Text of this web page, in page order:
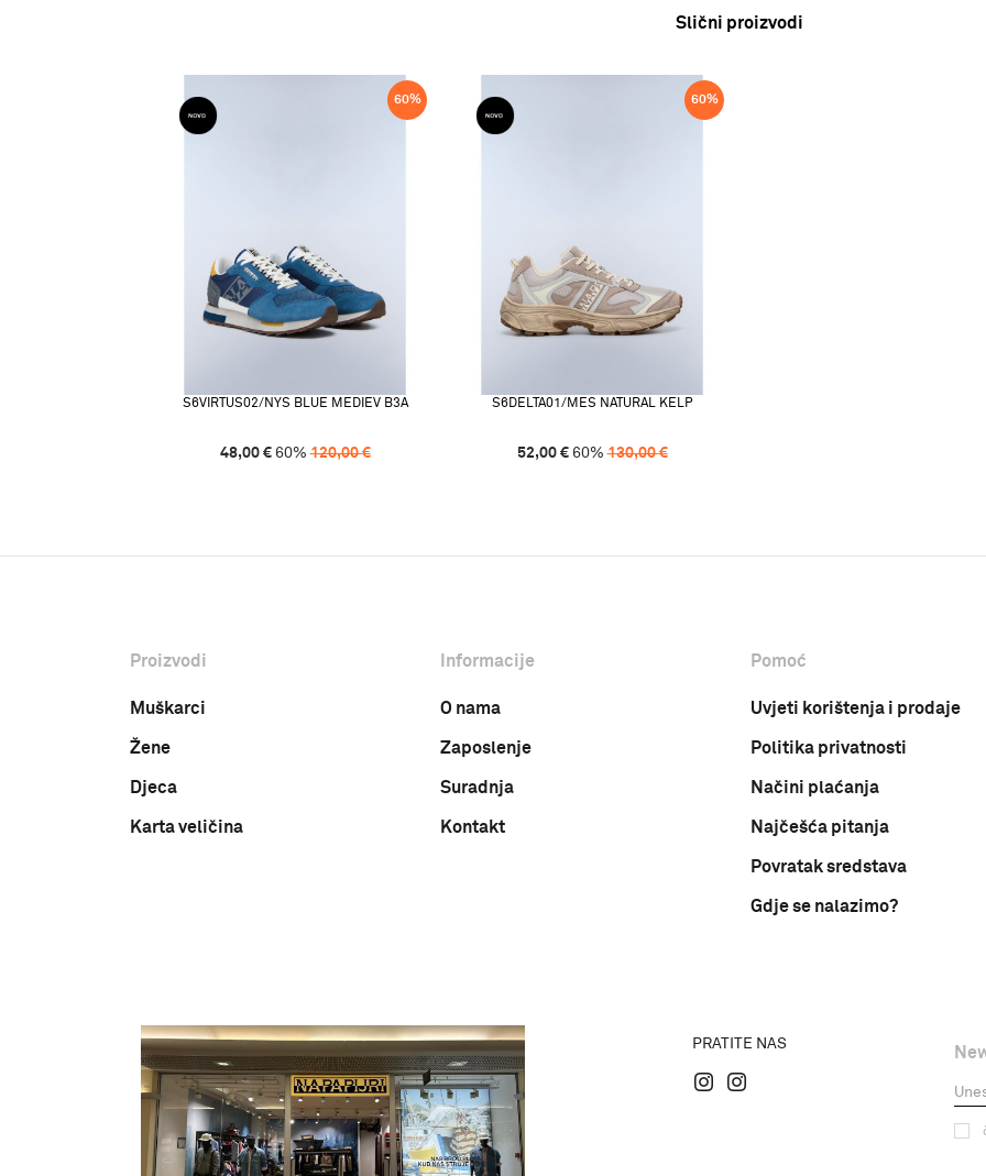
Slični proizvodi
60%
S6VIRTUS02/NYS BLUE MEDIEV B3A
48,00 € 60% 120,00€
60%
S6DELTA01/MES NATURAL KELP
52,00 € 60% 130,00€
Proizvodi
Muškarci
Žene
Djeca
Karta veličina
Informacije
O nama
Zaposlenje
Suradnja
Kontakt
Pomoć
Uvjeti korištenja i prodaje
Politika privatnosti
Načini plaćanja
Najčešća pitanja
Povratak sredstava
Gdje se nalazimo?
PRATITE NAS